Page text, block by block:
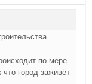
по мере
город заживёт